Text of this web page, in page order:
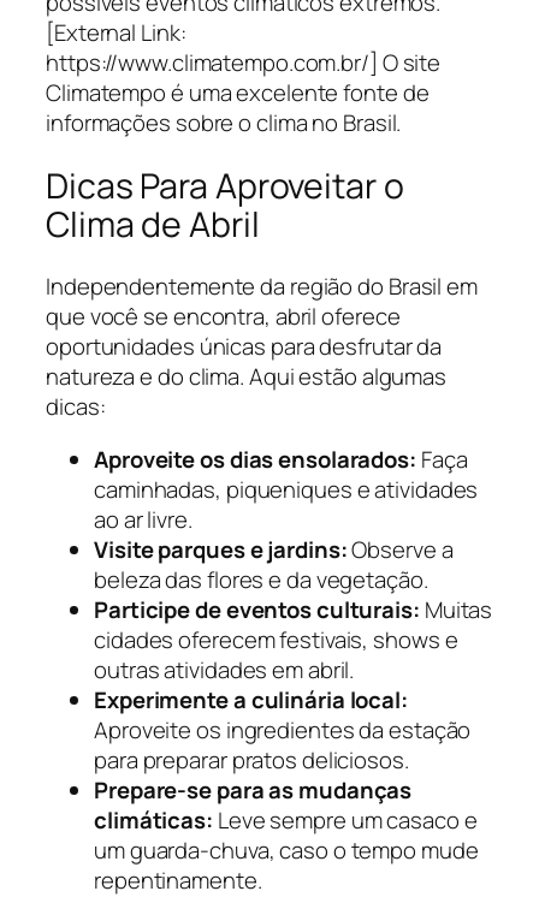
[External Link:
https://www.climatempo.com.br/] O site
Climatempo é uma excelente fonte de
informações sobre o clima no Brasil.
Dicas Para Aproveitar o
Clima de Abril
Independentemente da região do Brasil em
que você se encontra, abril oferece
oportunidades únicas para desfrutar da
natureza e do clima. Aqui estão algumas
dicas:
Aproveite os dias ensolarados: Faça
caminhadas, piqueniques e atividades
ao ar livre.
Visite parques e jardins:Observe a
beleza das flores e da vegetação.
Participe de eventos culturais: Muitas
cidades oferecem festivais, shows e
outras atividades em abril.
Experimente a culinária local:
Aproveite os ingredientes da estação
para preparar pratos deliciosos.
Prepare-se para as mudanças
climáticas: Leve sempre um casaco e
um guarda-chuva, caso o tempo mude
repentinamente.